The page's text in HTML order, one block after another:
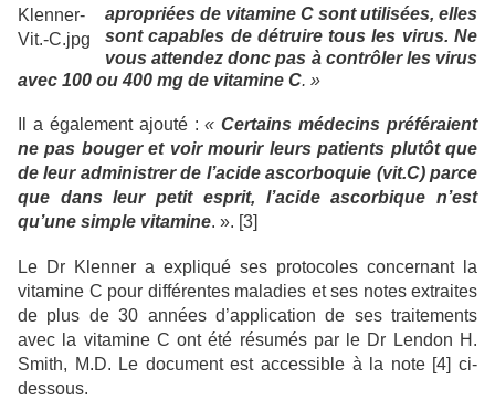
apropriées de vitamine C sont utilisées, elles
sont capables de détruire tous les virus. Ne
vous attendez donc pas à contrôler les virus
avec 100 ou 400 mg de vitamine C. »
Il a également ajouté :«Certains médecins préféraient
ne pas bouger et voir mourir leurs patients plutôt que
de leur administrer de l’acide ascorboquie (vit.C) parce
que dans leur petit esprit, l’acide ascorbique n’est
qu’une simple vitamine. ». [3]
Le Dr Klenner a expliqué ses protocoles concernant la
vitamine C pour différentes maladies et ses notes extraites
de plus de 30 années d’application de ses traitements
avec la vitamine C ont été résumés par le Dr Lendon H.
Smith, M.D. Le document est accessible à la note [4] ci-
dessous.